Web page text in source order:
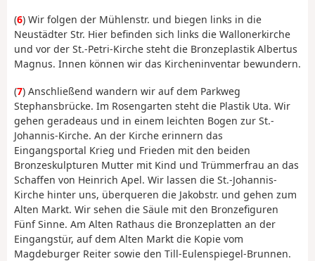
(6) Wir folgen der Mühlenstr. und biegen links in die
Neustädter Str. Hier befinden sich links die Wallonerkirche
und vor der St.-Petri-Kirche steht die Bronzeplastik Albertus
Magnus. Innen können wir das Kircheninventar bewundern.
(7) Anschließend wandern wir auf dem Parkweg
Stephansbrücke. Im Rosengarten steht die Plastik Uta. Wir
gehen geradeaus und in einem leichten Bogen zur St.-
Johannis-Kirche. An der Kirche erinnern das
Eingangsportal Krieg und Frieden mit den beiden
Bronzeskulpturen Mutter mit Kind und Trümmerfrau an das
Schaffen von Heinrich Apel. Wir lassen die St.-Johannis-
Kirche hinter uns, überqueren die Jakobstr. und gehen zum
Alten Markt. Wir sehen die Säule mit den Bronzefiguren
Fünf Sinne. Am Alten Rathaus die Bronzeplatten an der
Eingangstür, auf dem Alten Markt die Kopie vom
Magdeburger Reiter sowie den Till-Eulenspiegel-Brunnen.